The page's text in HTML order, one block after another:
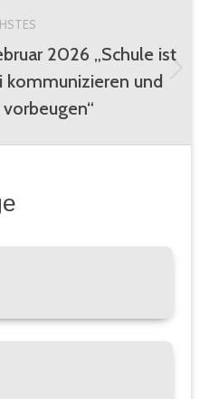
Nächster
Beitrag:
2026 „Schule ist
kommunizieren und